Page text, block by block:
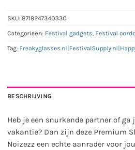
SKU: 8718247340330
Categorieën: Festival gadgets, Festival
Tag:
BESCHRIJVING
Heb je een snurkende partner of
vakantie? Dan zijn deze Premium
Noizezz een echte aanrader voor